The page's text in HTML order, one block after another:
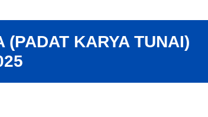
KARYA TUNAI)